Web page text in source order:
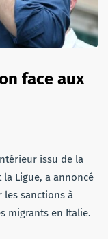
face aux
issu de la
Ligue, a annoncé
sanctions à
migrants en Italie.